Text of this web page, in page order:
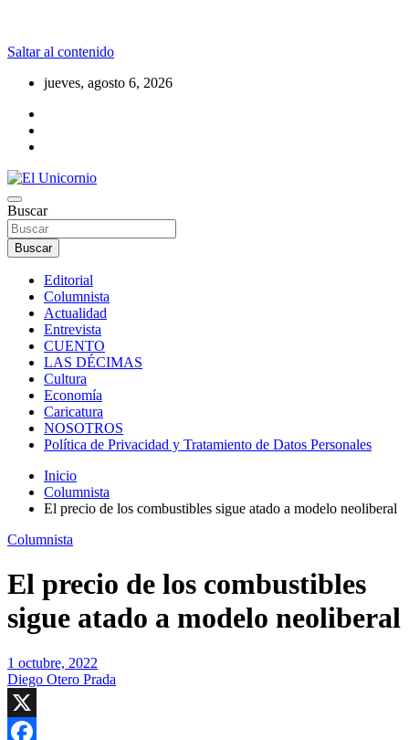
Saltar al contenido
jueves, agosto 6, 2026
El Unicornio
La realidad supera la fantasía
Buscar
Buscar
Editorial
Columnista
Actualidad
Entrevista
CUENTO
LAS DÉCIMAS
Cultura
Economía
Caricatura
NOSOTROS
Política de Privacidad y Tratamiento de Datos Personales
Inicio
Columnista
El precio de los combustibles sigue atado a modelo neoliberal
Columnista
El precio de los combustibles
sigue atado a modelo neoliberal
1 octubre, 2022
Diego Otero Prada
X